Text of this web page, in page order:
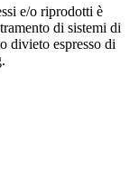
e/o riprodotti è
di sistemi di
divieto espresso di